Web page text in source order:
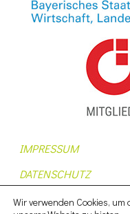
IMPRESSUM
DATENSCHUTZ
Wir verwenden Cookies,